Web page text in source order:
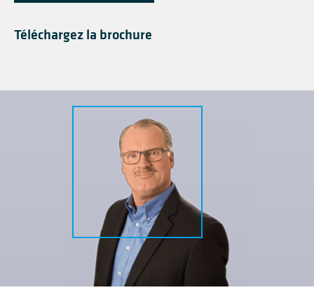
Téléchargez la brochure